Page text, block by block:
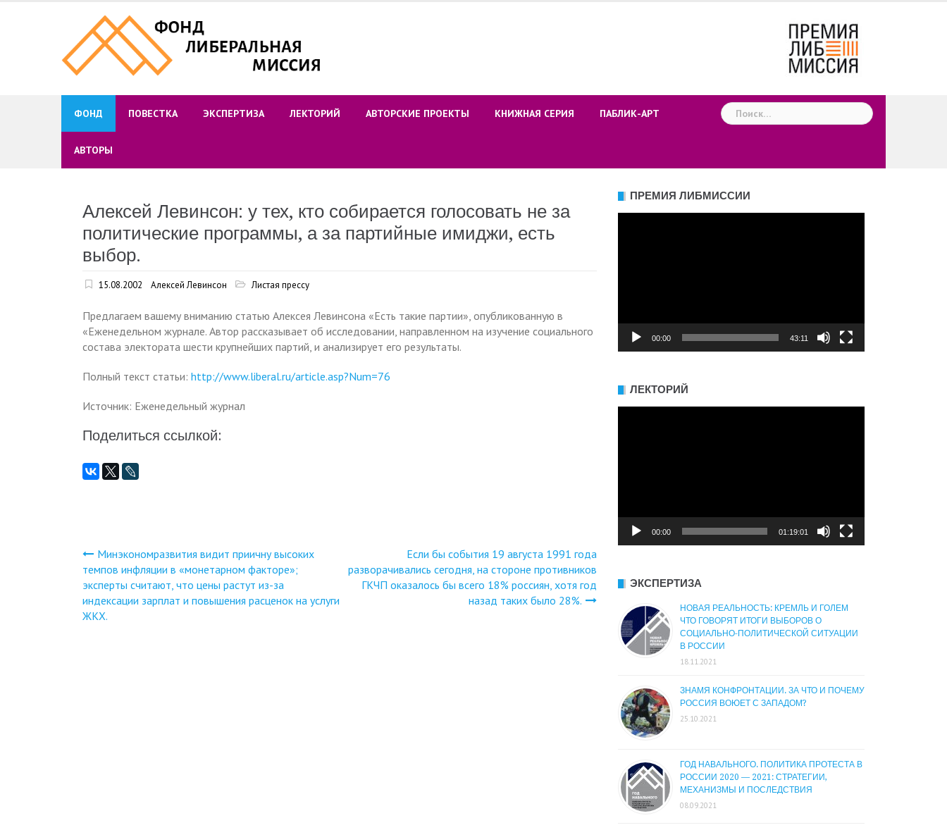
ФОНД ПОВЕСТКА ЭКСПЕРТИЗА ЛЕКТОРИЙ АВТОРСКИЕ ПРОЕКТЫ КНИЖНАЯ СЕРИЯ ПАБЛИК-АРТ
АВТОРЫ
Найти:
Алексей Левинсон: у тех, кто собирается голосовать не за
политические программы, а за партийные имиджи, есть
выбор.
15.08.2002 Алексей Левинсон Листая прессу
Предлагаем вашему вниманию статью Алексея Левинсона «Есть такие партии», опубликованную в
«Еженедельном журнале. Автор рассказывает об исследовании, направленном на изучение социального
состава электората шести крупнейших партий, и анализирует его результаты.
Полный текст статьи: http://www.liberal.ru/article.asp?Num=76
Источник: Еженедельный журнал
Поделиться ссылкой:
Навигация
по
Минэкономразвития видит приичну высоких
темпов инфляции в «монетарном факторе»;
эксперты считают, что цены растут из-за
индексации зарплат и повышения расценок на услуги
ЖКХ.
Если бы события 19 августа 1991 года
разворачивались сегодня, на стороне противников
ГКЧП оказалось бы всего 18% россиян, хотя год
назад таких было 28%.
ПРЕМИЯ ЛИБМИССИИ
00:00 43:11
ЛЕКТОРИЙ
00:00 01:19:01
ЭКСПЕРТИЗА
НОВАЯ РЕАЛЬНОСТЬ: КРЕМЛЬ И ГОЛЕМ
ЧТО ГОВОРЯТ ИТОГИ ВЫБОРОВ О
СОЦИАЛЬНО-ПОЛИТИЧЕСКОЙ СИТУАЦИИ
В РОССИИ
18.11.2021
ЗНАМЯ КОНФРОНТАЦИИ. ЗА ЧТО И ПОЧЕМУ
РОССИЯ ВОЮЕТ С ЗАПАДОМ?
25.10.2021
ГОД НАВАЛЬНОГО. ПОЛИТИКА ПРОТЕСТА В
РОССИИ 2020 — 2021: СТРАТЕГИИ,
МЕХАНИЗМЫ И ПОСЛЕДСТВИЯ
08.09.2021